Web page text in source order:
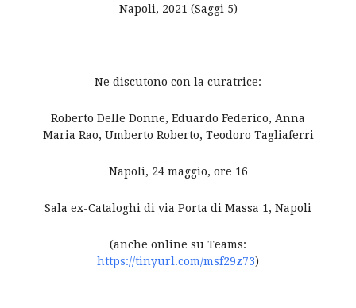
Napoli, 2021 (Saggi 5)
Ne discutono con la curatrice:
Roberto Delle Donne, Eduardo Federico, Anna
Maria Rao, Umberto Roberto, Teodoro Tagliaferri
Napoli, 24 maggio, ore 16
Sala ex-Cataloghi di via Porta di Massa 1, Napoli
(anche online su Teams:
https://tinyurl.com/msf29z73)